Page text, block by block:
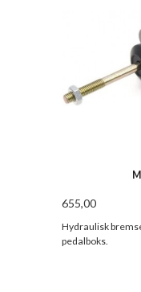
655,00
Hydraulisk
pedalboks.